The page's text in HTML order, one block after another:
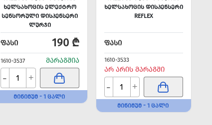
ᲮᲔᲚᲡᲐᲮᲝᲪᲘᲡ ᲔᲚᲔᲥᲢᲠᲝ
ᲡᲔᲜᲡᲝᲠᲣᲚᲘ ᲓᲘᲡᲞᲔᲜᲡᲔᲠᲘ
ᲚᲣᲠᲯᲘ
ᲤᲐᲡᲘ 190 ₾
1610-3537 ᲛᲐᲠᲐᲒᲨᲘᲐ
- +
ᲛᲘᲜᲘᲛᲣᲛ - 1 ᲪᲐᲚᲘ
ᲮᲔᲚᲡᲐᲮᲝᲪᲘᲡ ᲓᲘᲡᲞᲔᲜᲡᲔᲠᲘ
REFLEX
ᲤᲐᲡᲘ
1610-3533
ᲐᲠ ᲐᲠᲘᲡ ᲛᲐᲠᲐᲒᲨᲘ
- +
ᲛᲘᲜᲘᲛᲣᲛ - 1 ᲪᲐᲚᲘ